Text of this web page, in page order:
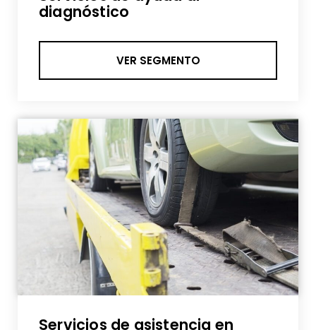
diagnóstico
VER SEGMENTO
Servicios de asistencia en